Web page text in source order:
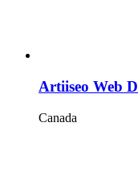
Artiiseo Web
Canada